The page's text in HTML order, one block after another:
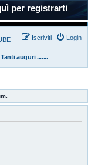
per registrarti
Login
Iscriviti
Tanti auguri .......